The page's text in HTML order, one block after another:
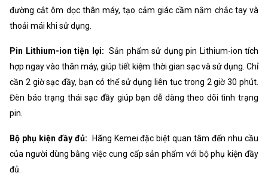
đường cắt ôm dọc thân máy, tạo cảm giác cầm nắm chắc tay và
thoải mái khi sử dụng.
Pin Lithium-ion tiện lợi: Sản phẩm sử dụng pin Lithium-ion tích
hợp ngay vào thân máy, giúp tiết kiệm thời gian sạc và sử dụng. Chỉ
cần 2 giờ sạc đầy, bạn có thể sử dụng liên tục trong 2 giờ 30 phút.
Đèn báo trạng thái sạc đầy giúp bạn dễ dàng theo dõi tình trạng
pin.
Bộ phụ kiện đầy đủ:
Hãng Kemei đặc biệt quan tâm đến nhu cầu
của người dùng bằng việc cung cấp sản phẩm với bộ phụ kiện đầy
đủ.